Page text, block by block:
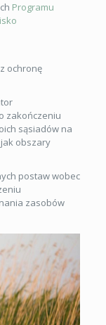
Programu
ochronę
zakończeniu
sąsiadów na
obszary
postaw wobec
zasobów